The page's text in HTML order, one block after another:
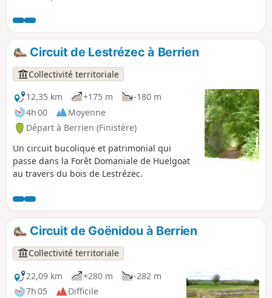
l'une des portes de l'Enfer.
Circuit de Lestrézec à Berrien
Collectivité territoriale
12,35 km
+175 m
-180 m
4h 00
Moyenne
Départ à Berrien (Finistère)
Un circuit bucolique et patrimonial qui
passe dans la Forêt Domaniale de Huelgoat
au travers du bois de Lestrézec.
Circuit de Goënidou à Berrien
Collectivité territoriale
22,09 km
+280 m
-282 m
7h 05
Difficile